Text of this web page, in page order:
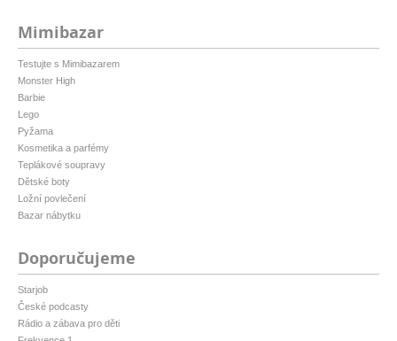
Mimibazar
Testujte s Mimibazarem
Monster High
Barbie
Lego
Pyžama
Kosmetika a parfémy
Teplákové soupravy
Dětské boty
Ložní povlečení
Bazar nábytku
Doporučujeme
Starjob
České podcasty
Rádio a zábava pro děti